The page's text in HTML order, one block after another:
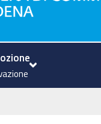
di Modena